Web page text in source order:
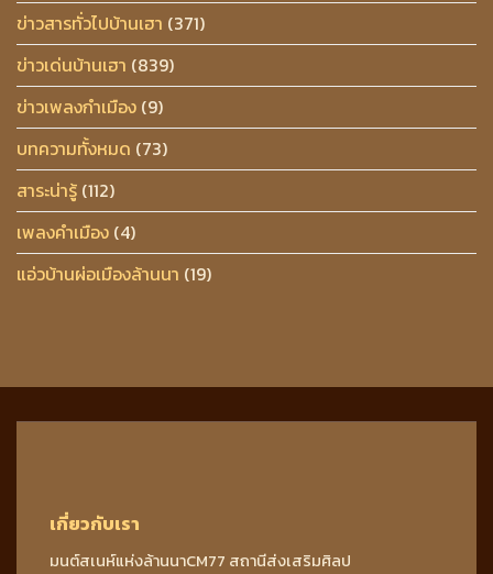
ข่าวสารทั่วไปบ้านเฮา (371)
ข่าวเด่นบ้านเฮา (839)
ข่าวเพลงกำเมือง (9)
บทความทั้งหมด (73)
สาระน่ารู้ (112)
เพลงคำเมือง (4)
แอ่วบ้านผ่อเมืองล้านนา (19)
เกี่ยวกับเรา
มนต์สเนห์แห่งล้านนาCM77 สถานีส่งเสริมศิลป